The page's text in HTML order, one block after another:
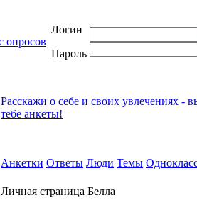
Логин
Пароль
Расскажи о себе и своих увлечениях -
тебе анкеты!
Анкетки Ответы Люди Темы
Личная страница Белла